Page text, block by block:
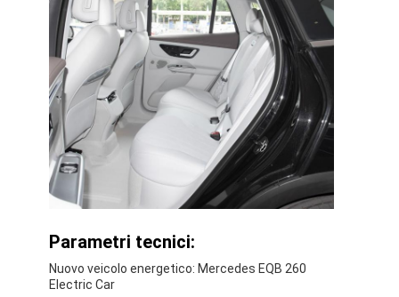
Parametri tecnici:
Nuovo veicolo energetico: Mercedes EQB 260
Electric Car